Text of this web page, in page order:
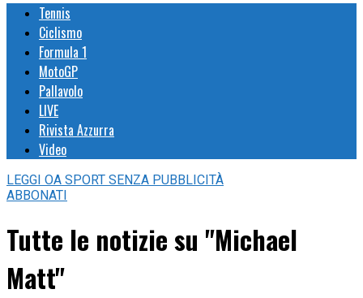
Tennis
Ciclismo
Formula 1
MotoGP
Pallavolo
LIVE
Rivista Azzurra
Video
LEGGI OA SPORT SENZA PUBBLICITÀ
ABBONATI
Tutte le notizie su "Michael
Matt"